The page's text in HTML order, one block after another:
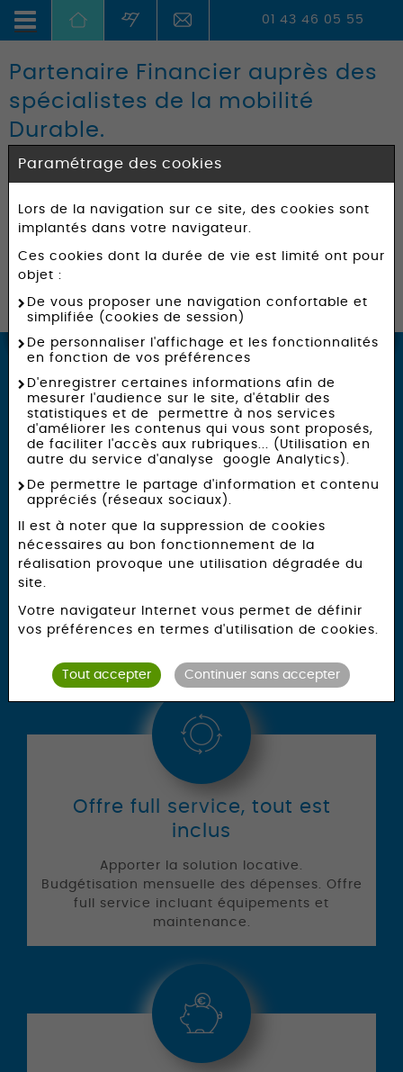
01 43 46 05 55
Partenaire Financier auprès des
spécialistes de la mobilité
Durable.
LEM, premier partenaire financier dans le domaine de
l'écomobilité.
moyens de locomotion électrique, LEM est devenue
une référence incontournable et apporte son
expertise aux professionnels pour mener à bien leurs
projets de développement durable en proposant une
offre full service.
L’offre LEA Mobility : simple, full
service & sur mesure
Un contrat de location
Une assurance bris, vol avec assistance dans le
Une gestion pour votre compte de la
maintenance du contrat
pilotage intranet
Un suivi et une formation de vos équipes de
Offre full service, tout est
inclus
Apporter la solution locative.
Budgétisation mensuelle des dépenses. Offre
full service incluant équipements et
maintenance.
Paramétrage des cookies
Lors de la navigation sur ce site, des cookies sont
implantés dans votre navigateur.
Ces cookies dont la durée de vie est limité ont pour
objet :
De vous proposer une navigation confortable et
simplifiée (cookies de session)
De personnaliser l'affichage et les fonctionnalités
en fonction de vos préférences
D'enregistrer certaines informations afin de
mesurer l'audience sur le site, d'établir des
statistiques et de permettre à nos services
d'améliorer les contenus qui vous sont proposés,
de faciliter l'accès aux rubriques... (Utilisation en
autre du service d'analyse google Analytics).
De permettre le partage d'information et contenu
appréciés (réseaux sociaux).
Il est à noter que la suppression de cookies
nécessaires au bon fonctionnement de la
réalisation provoque une utilisation dégradée du
site.
Votre navigateur Internet vous permet de définir
vos préférences en termes d'utilisation de cookies.
Tout accepter Continuer sans accepter